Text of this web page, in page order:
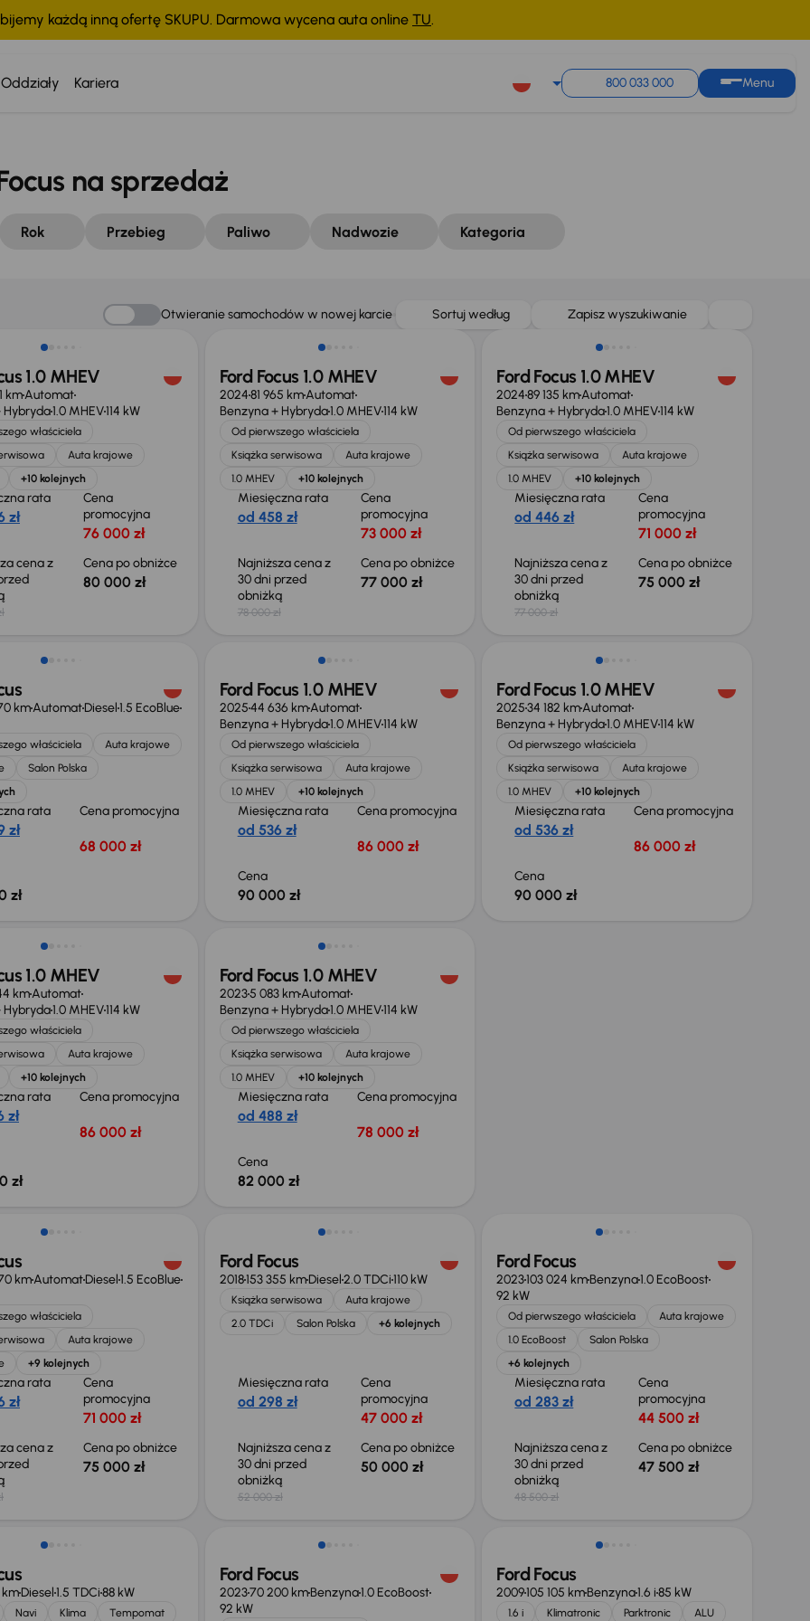
każdą inną ofertę SKUPU. Darmowa wycena auta online TU.
Oddziały Kariera 800 033 000 Menu
na sprzedaż
Rok Przebieg Paliwo Nadwozie Kategoria
Otwieranie samochodów w nowej karcie Sortuj według Zapisz wyszukiwanie
1.0 MHEV
kmAutomat
Hybryda1.0 MHEV114 kW
właściciela
Auta krajowe
+10 kolejnych
rata
zł
Cena
promocyjna
76 000 zł
cena z
Cena po obniżce
80 000 zł
Taniej o 1 000 zł
Ford Focus 1.0 MHEV
202481 965 kmAutomat
Benzyna + Hybryda1.0 MHEV114 kW
Od pierwszego właściciela
Książka serwisowa
Auta krajowe
1.0 MHEV
+10 kolejnych
Miesięczna rata
od 458 zł
Cena
promocyjna
73 000 zł
Najniższa cena z
30 dni przed
obniżką
78 000 zł
Cena po obniżce
77 000 zł
Taniej o 2 000 zł
Ford Focus 1.0 MHEV
202489 135 kmAutomat
Benzyna + Hybryda1.0 MHEV114 kW
Od pierwszego właściciela
Książka serwisowa
Auta krajowe
1.0 MHEV
+10 kolejnych
Miesięczna rata
od 446 zł
Cena
promocyjna
71 000 zł
Najniższa cena z
30 dni przed
obniżką
77 000 zł
Cena po obniżce
75 000 zł
odliczenia VAT
kmAutomatDiesel1.5 EcoBlue
właściciela
Auta krajowe
Salon Polska
rata
zł
Cena promocyjna
68 000 zł
zł
Możliwość odliczenia VAT
Ford Focus 1.0 MHEV
202544 636 kmAutomat
Benzyna + Hybryda1.0 MHEV114 kW
Od pierwszego właściciela
Książka serwisowa
Auta krajowe
1.0 MHEV
+10 kolejnych
Miesięczna rata
od 536 zł
Cena promocyjna
86 000 zł
Cena
90 000 zł
Od nowego taniej o 29 999 zł
Ford Focus 1.0 MHEV
202534 182 kmAutomat
Benzyna + Hybryda1.0 MHEV114 kW
Od pierwszego właściciela
Książka serwisowa
Auta krajowe
1.0 MHEV
+10 kolejnych
Miesięczna rata
od 536 zł
Cena promocyjna
86 000 zł
Cena
90 000 zł
1.0 MHEV
kmAutomat
Hybryda1.0 MHEV114 kW
właściciela
Auta krajowe
+10 kolejnych
rata
zł
Cena promocyjna
86 000 zł
zł
Ford Focus 1.0 MHEV
20235 083 kmAutomat
Benzyna + Hybryda1.0 MHEV114 kW
Od pierwszego właściciela
Książka serwisowa
Auta krajowe
1.0 MHEV
+10 kolejnych
Miesięczna rata
od 488 zł
Cena promocyjna
78 000 zł
Cena
82 000 zł
kmAutomatDiesel1.5 EcoBlue
właściciela
Auta krajowe
+9 kolejnych
rata
zł
Cena
promocyjna
71 000 zł
cena z
Cena po obniżce
75 000 zł
Taniej o 2 000 zł
Ford Focus
2018153 355 kmDiesel2.0 TDCi110 kW
Książka serwisowa
Auta krajowe
2.0 TDCi
Salon Polska +6 kolejnych
Miesięczna rata
od 298 zł
Cena
promocyjna
47 000 zł
Najniższa cena z
30 dni przed
obniżką
52 000 zł
Cena po obniżce
50 000 zł
Ford Focus
2023103 024 kmBenzyna1.0 EcoBoost
92 kW
Od pierwszego właściciela
Auta krajowe
1.0 EcoBoost
Salon Polska
+6 kolejnych
Miesięczna rata
od 283 zł
Cena
promocyjna
44 500 zł
Najniższa cena z
30 dni przed
obniżką
48 500 zł
Cena po obniżce
47 500 zł
kmDiesel1.5 TDCi88 kW
Navi Klima
Tempomat
Możliwość odliczenia VAT
Ford Focus
202370 200 kmBenzyna1.0 EcoBoost
92 kW
Ford Focus
2009105 105 kmBenzyna1.6 i85 kW
1.6 i Klimatronic Parktronic ALU